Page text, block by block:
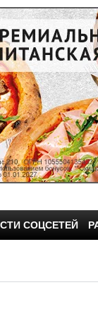
СОЦСЕТЕЙ